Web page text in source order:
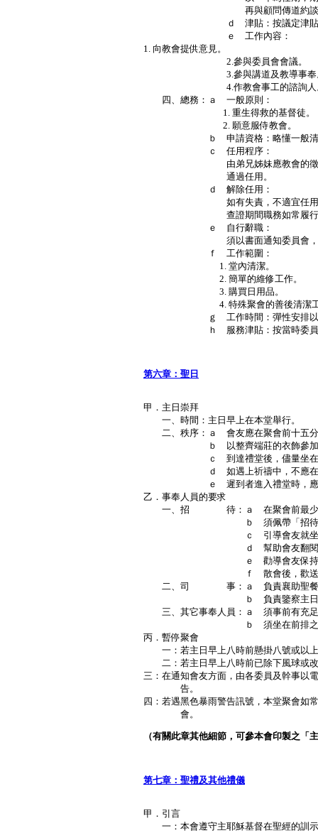
再與顧問傳道約談續
ｄ 津貼：按議定津貼
ｅ 工作內容：
1. 向教會提供意見。
2.參與委員會會議。
3.參與講道及教導事奉
4.作教會事工的諮詢人
四、總務：ａ 一般原則：
1. 重生得救的基督徒。
2. 願意服侍教會。
ｂ 申請資格：略懂一般清潔
ｃ 任用程序：
由弟兄姊妹應教會的徵召，推
通過任用。
ｄ 解除任用：
如有失責，不適宜任用時，經
查證期間職務如常履行
ｅ 自行辭職：
須以書面通知委員會，經委員
ｆ 工作範圍：
1. 堂內清潔。
2. 簡單的維修工作。
3. 購買日用品。
4. 特殊聚會的善後清潔工
ｇ 工作時間：彈性安排以議
ｈ 服務津貼：按當時委員議
第六章：聖日
甲．主日崇拜
一、時間：主日早上在本堂舉行。
二、秩序：ａ 會友應在聚會前十五分
ｂ 以整齊端莊的衣飾參加
ｃ 到達禮堂後，儘量坐在較
ｄ 如遇上祈禱中，不應在禮
ｅ 遲到者進入禮堂時，應保持
乙．事奉人員的要求
一、招 待：ａ 在聚會前最少十五
ｂ 須佩帶「招待牌」以表
ｃ 引導會友就坐
ｄ 幫助會友翻閱聖經
ｅ 勸導會友保持安
ｆ 散會後，歡送會
二、司 事：ａ 負責襄助聖餐禮
ｂ 負責鑒察主日獻金
三、其它事奉人員：ａ 須事前有充足
ｂ 須坐在前排之座
丙．暫停聚會
一：若主日早上八時前懸掛八號或以上
二：若主日早上八時前已除下風球或改
三：在通知會友方面，由各委員及幹事以
告。
四：若遇黑色暴雨警告訊號，本堂聚會如
會。
（有關此章其他細節，可參本會印製之「
第七章：聖禮及其他禮儀
甲．引言
一：本會遵守主耶穌基督在聖經的訓示